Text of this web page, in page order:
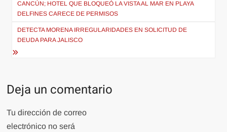
de
entradas
CANCÚN; HOTEL QUE BLOQUEÓ LA VISTA AL MAR EN PLAYA
DELFINES CARECE DE PERMISOS
DETECTA MORENA IRREGULARIDADES EN SOLICITUD DE
DEUDA PARA JALISCO
Deja un comentario
Tu dirección de correo
electrónico no será